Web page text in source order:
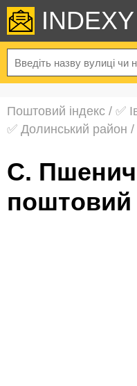
INDEXY
Поштовий індекс / ✅
✅ Долинський район /
с. Пшеничники знайти
поштовий